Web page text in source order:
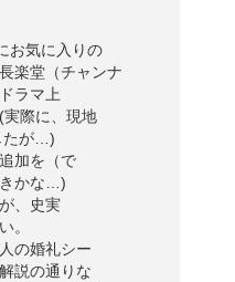
お気に入りの
楽堂（チャンナ
ラマ上
際に、現地
たが…)
加を（で
きかな…)
、史実
。
の婚礼シー
説の通りな